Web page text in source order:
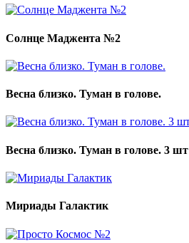
Солнце Маджента №2
Весна близко. Туман в голове.
Весна близко. Туман в голове. 3 шт
Мириады Галактик